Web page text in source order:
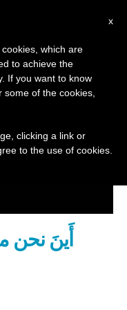
أَينَ نحن
x
which are
to achieve the
If you want to know
of the cookies,
clicking a link or
to the use of cookies.